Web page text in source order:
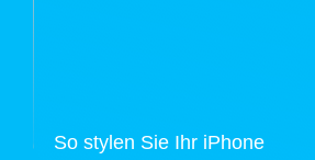
So stylen Sie Ihr iPhone